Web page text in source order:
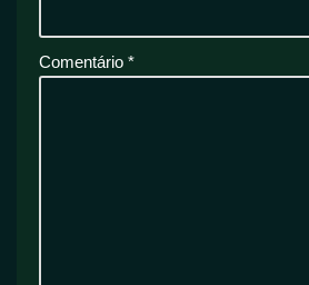
Comentário *